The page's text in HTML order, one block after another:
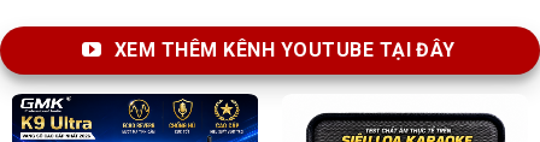
XEM THÊM KÊNH YOUTUBE TẠI ĐÂY